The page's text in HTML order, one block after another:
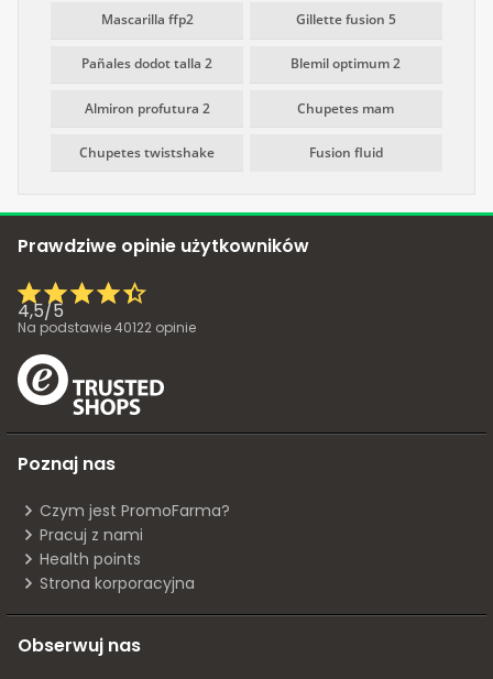
Mascarilla ffp2 Gillette fusion 5
Pañales dodot talla 2 Blemil optimum 2
Almiron profutura 2 Chupetes mam
Chupetes twistshake Fusion fluid
Prawdziwe opinie użytkowników
4,5/5
Na podstawie40122 opinie
Poznaj nas
Czym jest PromoFarma?
Pracuj z nami
Health points
Strona korporacyjna
Obserwuj nas